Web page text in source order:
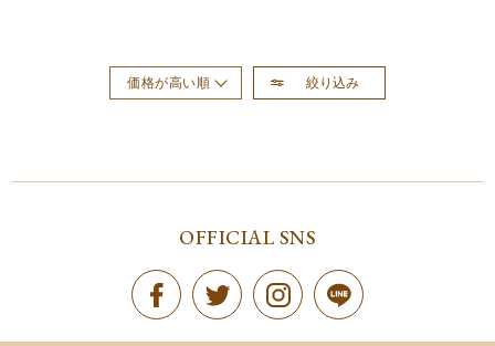
絞り込み
価格が高い順
OFFICIAL SNS